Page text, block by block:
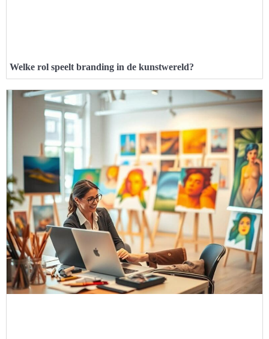
Welke rol speelt branding in de kunstwereld?